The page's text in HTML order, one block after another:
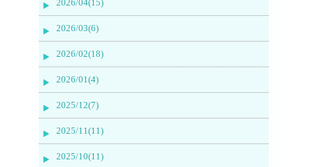
2026/04(15)
2026/03(6)
2026/02(18)
2026/01(4)
2025/12(7)
2025/11(11)
2025/10(11)